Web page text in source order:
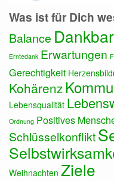
Was ist für Dich
Balance
Erntedank Erwartungen
Gerechtigkeit
Kohärenz
Lebensqualität
Ordnung Positives
Schlüsselkonflikt
Weihnachten Ziele